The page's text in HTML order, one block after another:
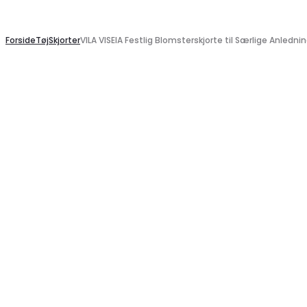
ForsideTøjSkjorterVILA VISEIA Festlig Blomsterskjorte til Særlige